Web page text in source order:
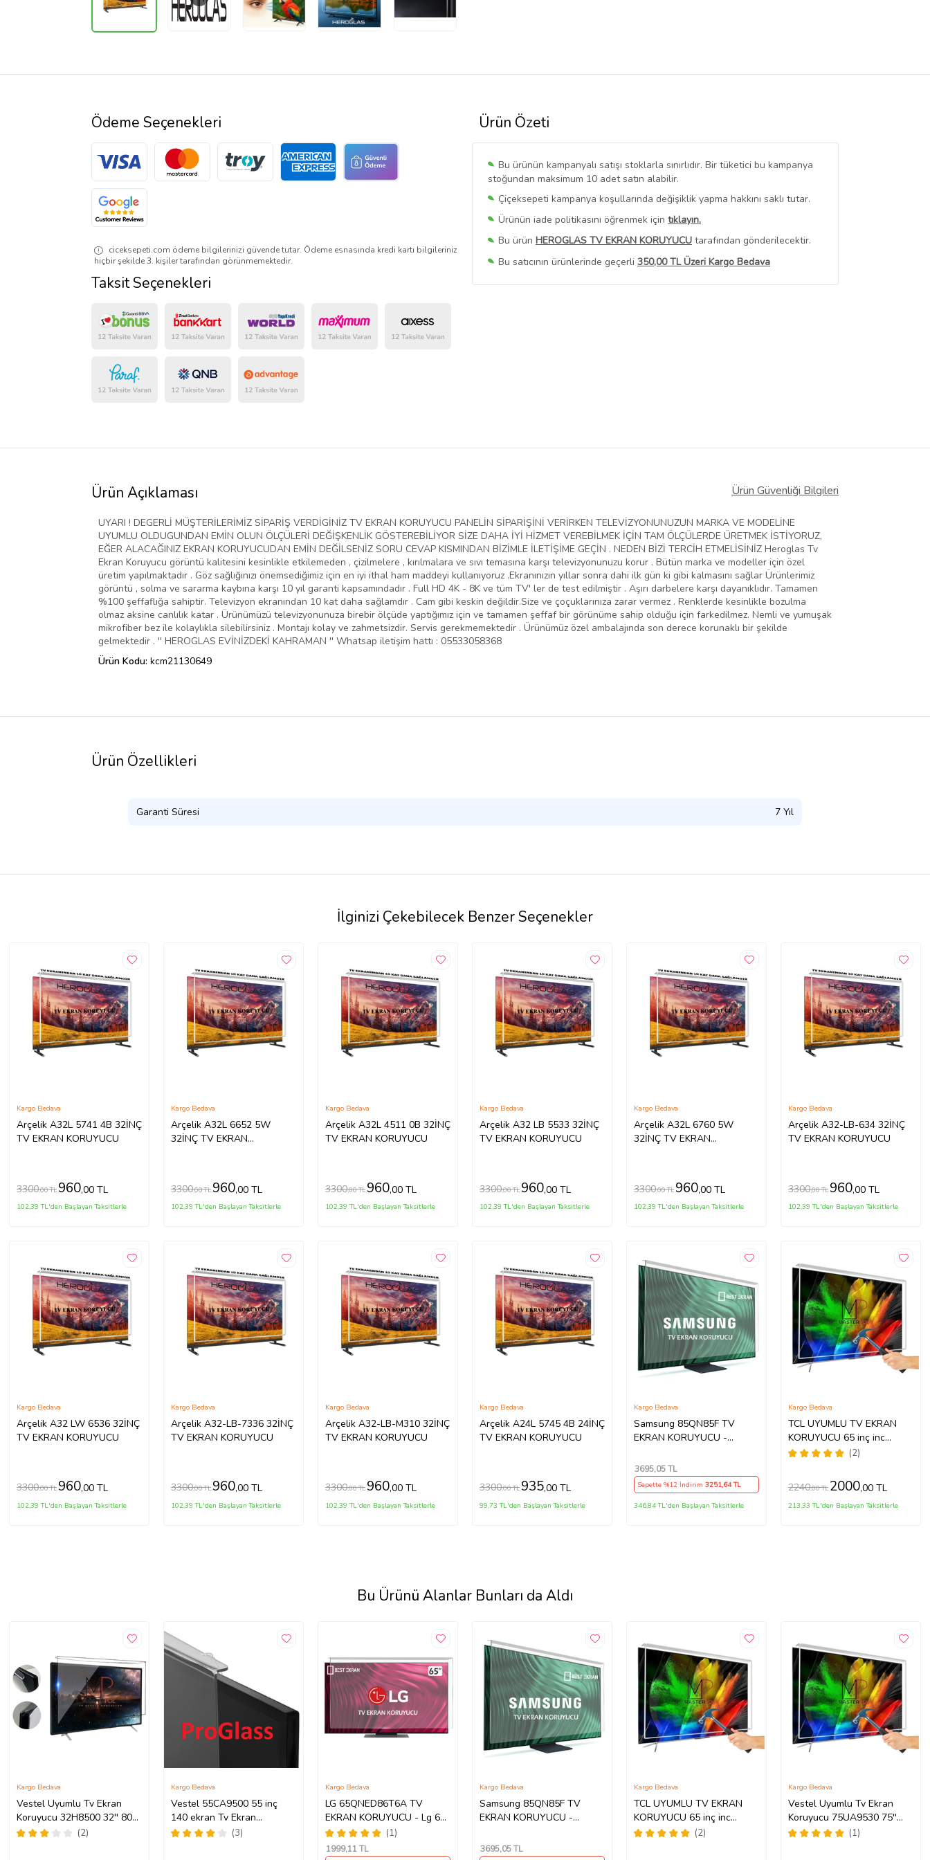
Ürün Özeti
Bu ürünün kampanyalı satışı stoklarla sınırlıdır. Bir tüketici bu kampanya
stoğundan maksimum 10 adet satın alabilir.
Çiçeksepeti kampanya koşullarında değişiklik yapma hakkını saklı tutar.
Ürünün iade politikasını öğrenmek için tıklayın.
Bu ürün HEROGLAS TV EKRAN KORUYUCU tarafından gönderilecektir.
Bu satıcının ürünlerinde geçerli 350,00 TL Üzeri Kargo Bedava
Bu SatıcınınTüm Ürünlerini Görüntüle
Ödeme Seçenekleri
ciceksepeti.com ödeme bilgilerinizi güvende tutar. Ödeme esnasında kredi kartı bilgileriniz
hiçbir şekilde 3. kişiler tarafından görünmemektedir.
Taksit Seçenekleri
Ürün Açıklaması Ürün Güvenliği Bilgileri
UYARI ! DEGERLİ MÜŞTERİLERİMİZ SİPARİŞ VERDİGİNİZ TV EKRAN KORUYUCU PANELİN SİPARİŞİNİ VERİRKEN TELEVİZYONUNUZUN MARKA VE MODELİNE
UYUMLU OLDUGUNDAN EMİN OLUN ÖLÇÜLERİ DEĞİŞKENLİK GÖSTEREBİLİYOR SİZE DAHA İYİ HİZMET VEREBİLMEK İÇİN TAM ÖLÇÜLERDE ÜRETMEK İSTİYORUZ,
EĞER ALACAĞINIZ EKRAN KORUYUCUDAN EMİN DEĞİLSENİZ SORU CEVAP KISMINDAN BİZİMLE İLETİŞİME GEÇİN . NEDEN BİZİ TERCİH ETMELİSİNİZ Heroglas Tv
Ekran Koruyucu görüntü kalitesini kesinlikle etkilemeden , çizilmelere , kırılmalara ve sıvı temasına karşı televizyonunuzu korur . Bütün marka ve modeller için özel
üretim yapılmaktadır . Göz sağlığınızı önemsediğimiz için en iyi ithal ham maddeyi kullanıyoruz .Ekranınızın yıllar sonra dahi ilk gün ki gibi kalmasını sağlar Ürünlerimiz
görüntü , solma ve sararma kaybına karşı 10 yıl garanti kapsamındadır . Full HD 4K - 8K ve tüm TV' ler de test edilmiştir . Aşırı darbelere karşı dayanıklıdır. Tamamen
%100 şeffaflığa sahiptir. Televizyon ekranından 10 kat daha sağlamdır . Cam gibi keskin değildir.Size ve çoçuklarınıza zarar vermez . Renklerde kesinlikle bozulma
olmaz aksine canlılık katar . Ürünümüzü televizyonunuza birebir ölçüde yaptığımız için ve tamamen şeffaf bir görünüme sahip olduğu için farkedilmez. Nemli ve yumuşak
mikrofiber bez ile kolaylıkla silebilirsiniz . Montajı kolay ve zahmetsizdir. Servis gerekmemektedir . Ürünümüz özel ambalajında son derece korunaklı bir şekilde
gelmektedir . '' HEROGLAS EVİNİZDEKİ KAHRAMAN '' Whatsap iletişim hattı : 05533058368
Ürün Kodu: kcm21130649
Ürün Özellikleri
Garanti Süresi 7 Yıl
İlginizi Çekebilecek Benzer Seçenekler
Arçelik A32L 5741 4B 32İNÇ
TV EKRAN KORUYUCU
Kargo Bedava
3300,00 TL 960,00 TL
102,39 TL'den Başlayan Taksitlerle
Arçelik A32L 6652 5W
32İNÇ TV EKRAN
Kargo Bedava
3300,00 TL 960,00 TL
102,39 TL'den Başlayan Taksitlerle
Arçelik A32L 4511 0B 32İNÇ
TV EKRAN KORUYUCU
Kargo Bedava
3300,00 TL 960,00 TL
102,39 TL'den Başlayan Taksitlerle
Arçelik A32 LB 5533 32İNÇ
TV EKRAN KORUYUCU
Kargo Bedava
3300,00 TL 960,00 TL
102,39 TL'den Başlayan Taksitlerle
Arçelik A32L 6760 5W
32İNÇ TV EKRAN
Kargo Bedava
3300,00 TL 960,00 TL
102,39 TL'den Başlayan Taksitlerle
Arçelik A32-LB-634 32İNÇ
TV EKRAN KORUYUCU
Kargo Bedava
3300,00 TL 960,00 TL
102,39 TL'den Başlayan Taksitlerle
Arçelik A32 LW 6536 32İNÇ
TV EKRAN KORUYUCU
Kargo Bedava
3300,00 TL 960,00 TL
102,39 TL'den Başlayan Taksitlerle
Arçelik A32-LB-7336 32İNÇ
TV EKRAN KORUYUCU
Kargo Bedava
3300,00 TL 960,00 TL
102,39 TL'den Başlayan Taksitlerle
Arçelik A32-LB-M310 32İNÇ
TV EKRAN KORUYUCU
Kargo Bedava
3300,00 TL 960,00 TL
102,39 TL'den Başlayan Taksitlerle
Arçelik A24L 5745 4B 24İNÇ
TV EKRAN KORUYUCU
Kargo Bedava
3300,00 TL 935,00 TL
99,73 TL'den Başlayan Taksitlerle
Samsung 85QN85F TV
EKRAN KORUYUCU -
Ekran Tv ekran Koruyucu
QE85QN85FAUXTK
Kargo Bedava
3695,05 TL
Sepette %12 İndirim3251,64 TL
346,84 TL'den Başlayan Taksitlerle
TCL UYUMLU TV EKRAN
KORUYUCU 65 inç inc
65C735 C735 TCL QLED 4K
(2)
Kargo Bedava
2240,00 TL 2000,00 TL
213,33 TL'den Başlayan Taksitlerle
Bu Ürünü Alanlar Bunları da Aldı
Vestel Uyumlu Tv Ekran
Koruyucu 32H8500 32'' 80
Ekran HD Ready TV
(2)
Kargo Bedava
Vestel 55CA9500 55 inç
140 ekran Tv Ekran
Koruyucu
(3)
Kargo Bedava
LG 65QNED86T6A TV
EKRAN KORUYUCU - Lg 65"
inç Ekran Koruyucu
(1)
Kargo Bedava
1999,11 TL
Samsung 85QN85F TV
EKRAN KORUYUCU -
Ekran Tv ekran Koruyucu
Kargo Bedava
3695,05 TL
TCL UYUMLU TV EKRAN
KORUYUCU 65 inç inc
65C735 C735 TCL QLED 4K
(2)
Kargo Bedava
Vestel Uyumlu Tv Ekran
Koruyucu 75UA9530 75''
189 Ekran 4K Smart Android
(1)
Kargo Bedava